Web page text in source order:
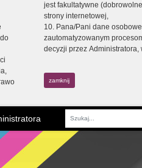
jest fakultatywne
strony internetowej,
10. Pana/Pani dane
zautomatyzowanym
decyzji przez Administratora,
zamknij
Fraza